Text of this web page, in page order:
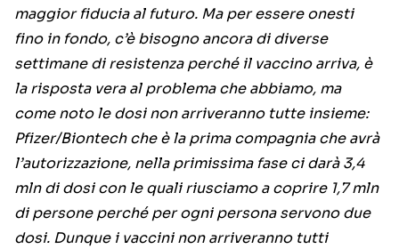
maggior fiducia al futuro. Ma per essere onesti
fino in fondo, c’è bisogno ancora di diverse
settimane di resistenza perché il vaccino arriva, è
la risposta vera al problema che abbiamo, ma
come noto le dosi non arriveranno tutte insieme:
Pfizer/Biontech che è la prima compagnia che avrà
l’autorizzazione, nella primissima fase ci darà 3,4
mln di dosi con le quali riusciamo a coprire 1,7 mln
di persone perché per ogni persona servono due
dosi. Dunque i vaccini non arriveranno tutti